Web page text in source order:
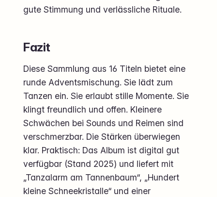
gute Stimmung und verlässliche Rituale.
Fazit
Diese Sammlung aus 16 Titeln bietet eine
runde Adventsmischung. Sie lädt zum
Tanzen ein. Sie erlaubt stille Momente. Sie
klingt freundlich und offen. Kleinere
Schwächen bei Sounds und Reimen sind
verschmerzbar. Die Stärken überwiegen
klar. Praktisch: Das Album ist digital gut
verfügbar (Stand 2025) und liefert mit
„Tanzalarm am Tannenbaum“, „Hundert
kleine Schneekristalle“ und einer